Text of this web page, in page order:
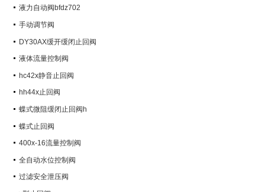
液力自动阀bfdz702
手动调节阀
DY30AX缓开缓闭止回阀
液体流量控制阀
hc42x静音止回阀
hh44x止回阀
蝶式微阻缓闭止回阀h
蝶式止回阀
400x-16流量控制阀
全自动水位控制阀
过滤安全泄压阀